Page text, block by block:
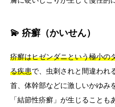
💫 疥癬（かいせん）
疥癬はヒゼンダニという極小の
る疾患で、虫刺されと間違われ
首、体幹部などに激しいかゆみ
「結節性疥癬」が生じることも